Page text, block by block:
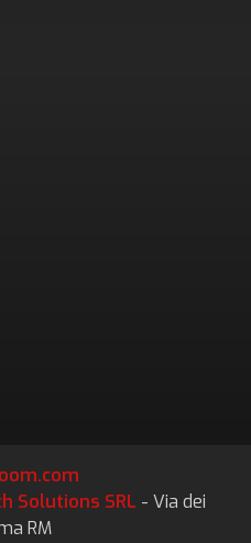
Solutions SRL - Via dei
RM